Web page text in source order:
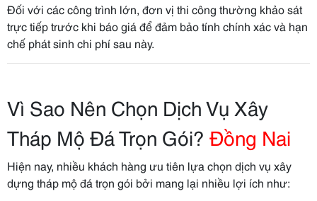
Đối với các công trình lớn, đơn vị thi công thường khảo sát
trực tiếp trước khi báo giá để đảm bảo tính chính xác và hạn
chế phát sinh chi phí sau này.
Vì Sao Nên Chọn Dịch Vụ Xây
Tháp Mộ Đá Trọn Gói? Đồng Nai
Hiện nay, nhiều khách hàng ưu tiên lựa chọn dịch vụ xây
dựng tháp mộ đá trọn gói bởi mang lại nhiều lợi ích như: